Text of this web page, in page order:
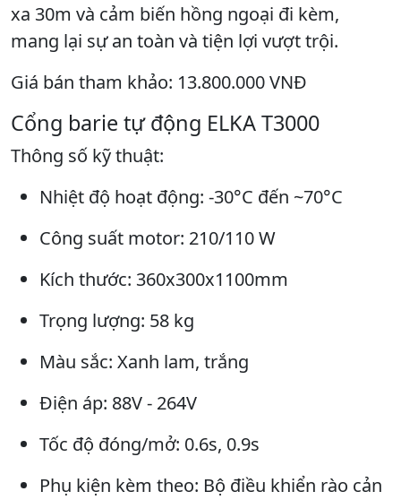
xa 30m và cảm biến hồng ngoại đi kèm,
mang lại sự an toàn và tiện lợi vượt trội.
Giá bán tham khảo: 13.800.000 VNĐ
Cổng barie tự động ELKA T3000
Thông số kỹ thuật:
Nhiệt độ hoạt động: -30°C đến ~70°C
Công suất motor: 210/110 W
Kích thước: 360x300x1100mm
Trọng lượng: 58 kg
Màu sắc: Xanh lam, trắng
Điện áp: 88V - 264V
Tốc độ đóng/mở: 0.6s, 0.9s
Phụ kiện kèm theo: Bộ điều khiển rào cản